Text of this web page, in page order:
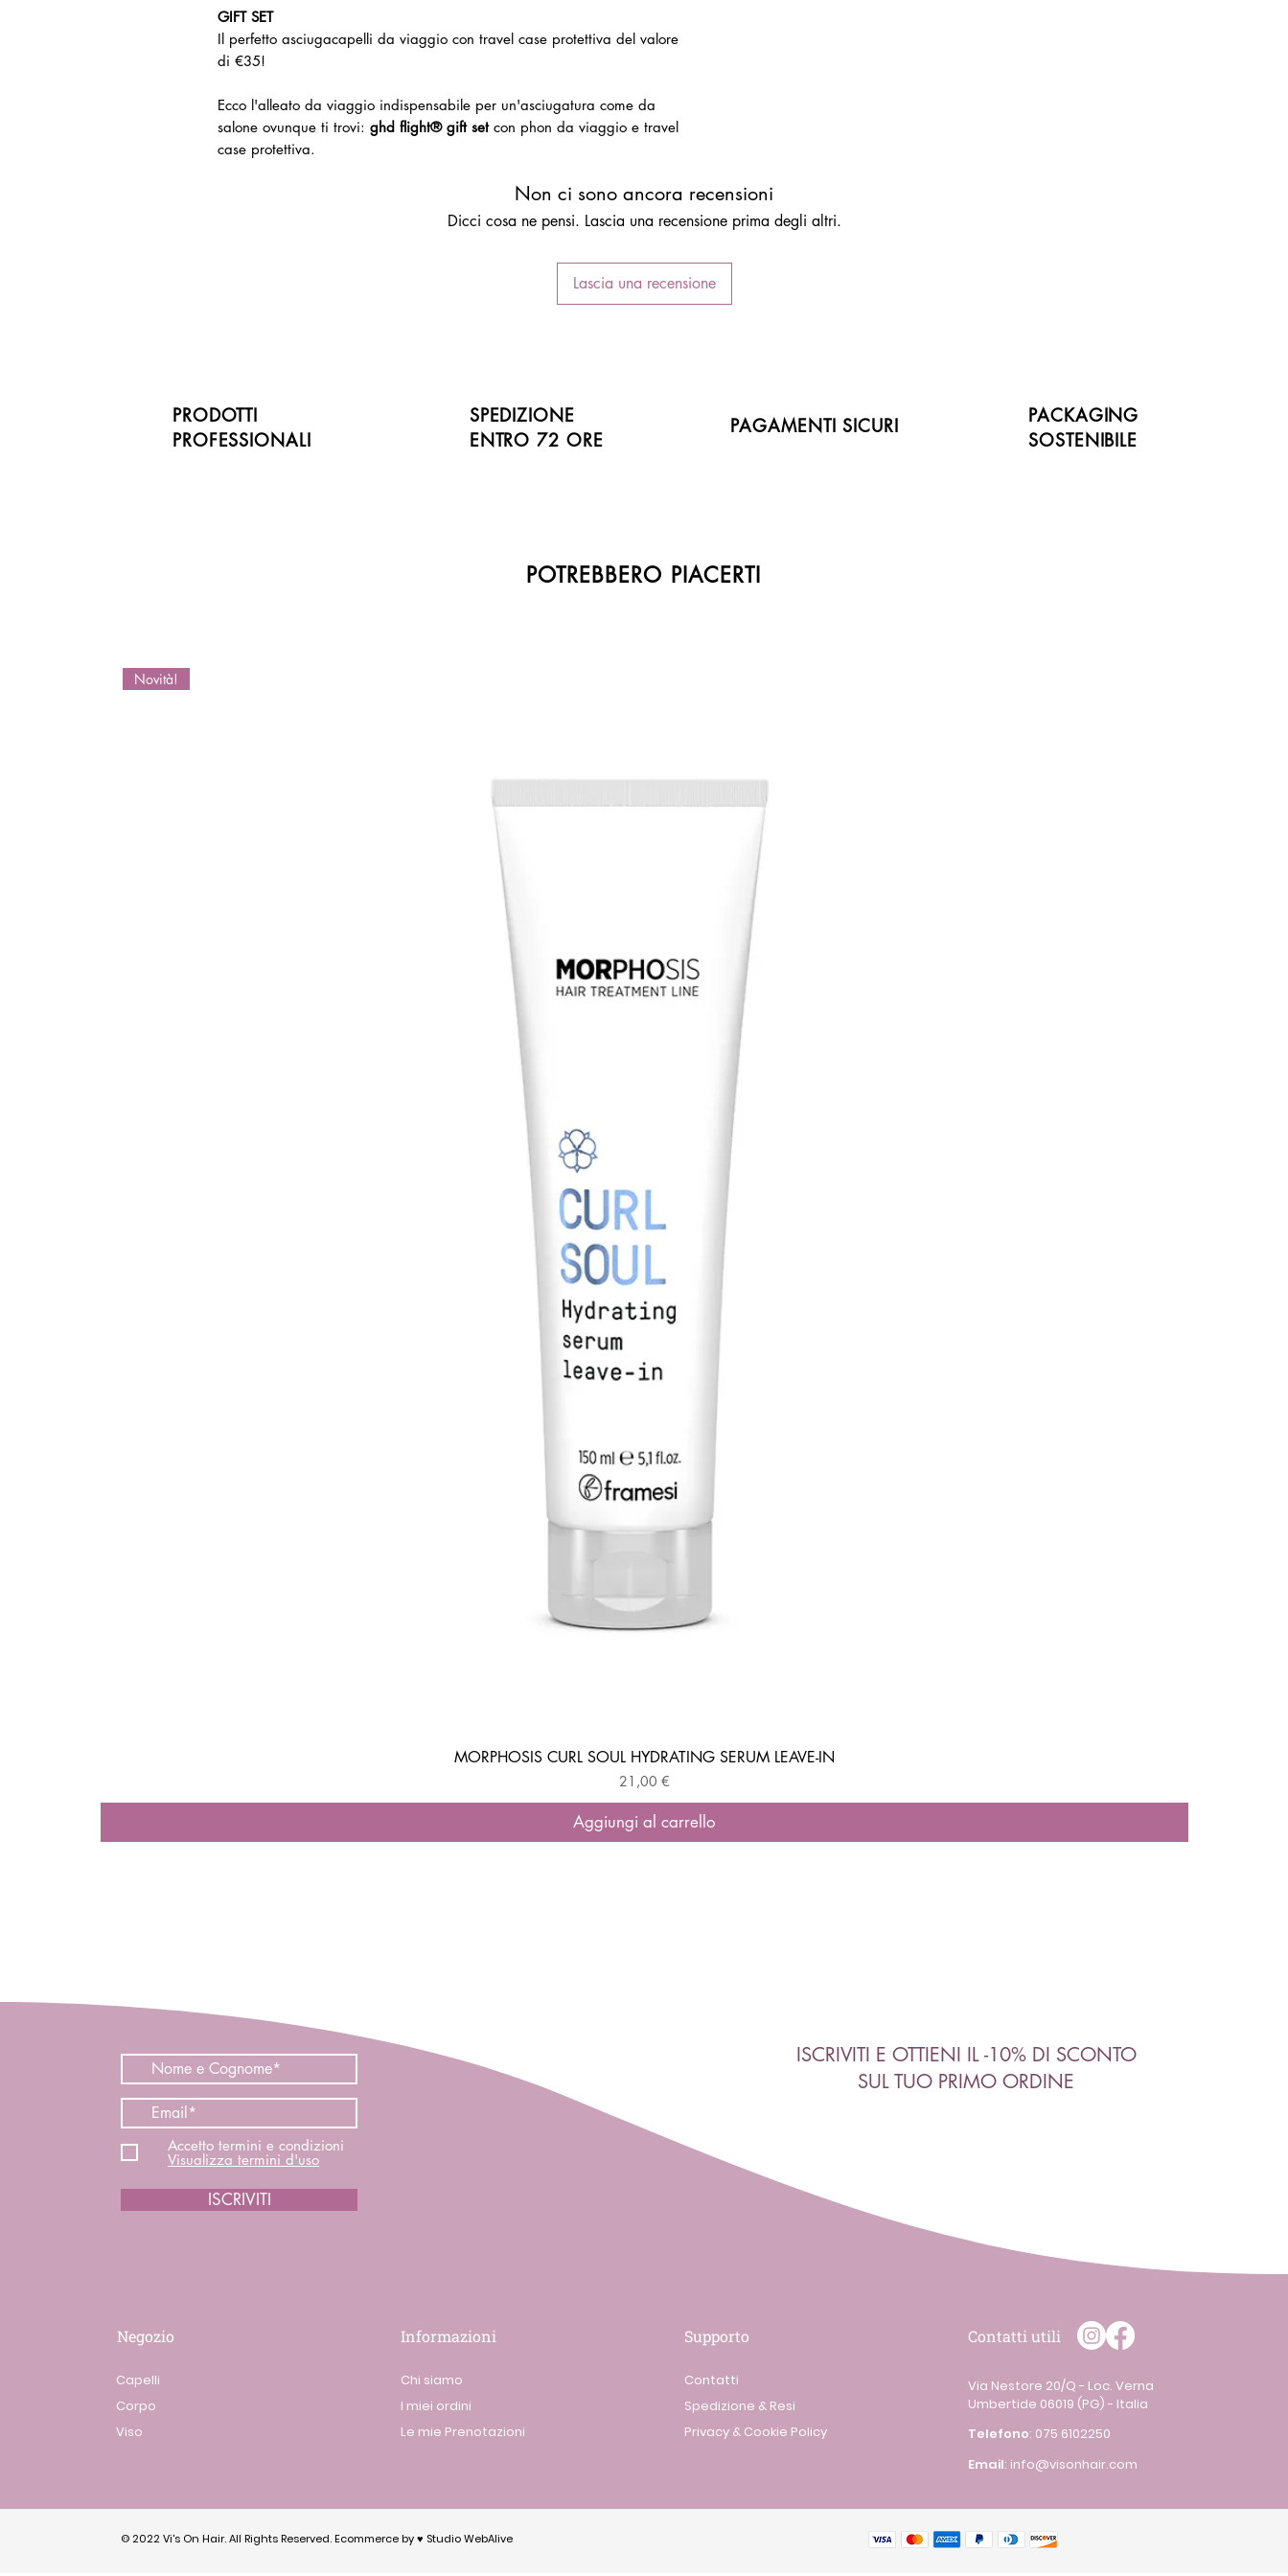
GIFT SET
Il perfetto asciugacapelli da viaggio con travel case protettiva del valore
di €35!
Ecco l'alleato da viaggio indispensabile per un'asciugatura come da
salone ovunque ti trovi: ghd flight® gift setcon phon da viaggio e travel
case protettiva.
Non ci sono ancora recensioni
Dicci cosa ne pensi. Lascia una recensione prima degli altri.
Lascia una recensione
PRODOTTI
PROFESSIONALI
SPEDIZIONE
ENTRO 72 ORE
PAGAMENTI SICURI
PACKAGING
SOSTENIBILE
POTREBBERO PIACERTI
Vista rapida
Novità!
MORPHOSIS CURL SOUL HYDRATING SERUM LEAVE-IN
Prezzo
21,00 €
Aggiungi al carrello
Negozio
Capelli
Corpo
Viso
Informazioni
Chi siamo
I miei ordini
Le mie Prenotazioni
Supporto
Contatti
Spedizione & Resi
Privacy & Cookie Policy
Contatti utili
Via Nestore 20/Q - Loc. Verna
Umbertide 06019 (PG) - Italia
Telefono: 075 6102250
Email: info@visonhair.com
© 2022 Vi's On Hair. All Rights Reserved. Ecommerce by ♥ Studio WebAlive
Accetto termini e condizioni
Visualizza termini d'uso
ISCRIVITI
ISCRIVITI E OTTIENI IL -10% DI SCONTO
SUL TUO PRIMO ORDINE